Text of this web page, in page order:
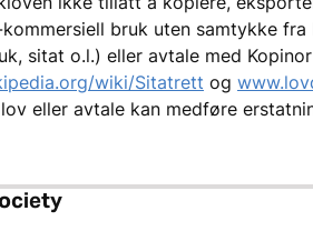
bruk uten samtykke
sitat o.l.) eller avtale med
wiki/Sitatrett og
eller avtale kan medføre